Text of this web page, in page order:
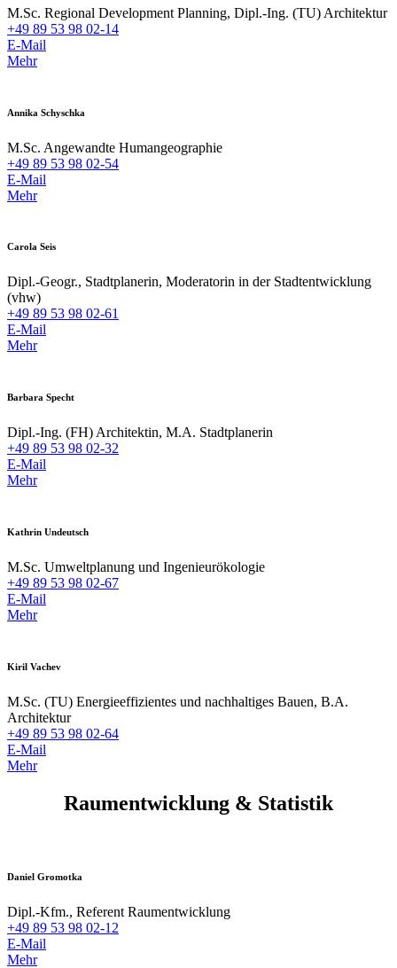
M.Sc. Regional Development Planning, Dipl.-Ing. (TU) Architektur
+49 89 53 98 02-14
E-Mail
Mehr
Annika Schyschka
M.Sc. Angewandte Humangeographie
+49 89 53 98 02-54
E-Mail
Mehr
Carola Seis
Dipl.-Geogr., Stadtplanerin, Moderatorin in der Stadtentwicklung
(vhw)
+49 89 53 98 02-61
E-Mail
Mehr
Barbara Specht
Dipl.-Ing. (FH) Architektin, M.A. Stadtplanerin
+49 89 53 98 02-32
E-Mail
Mehr
Kathrin Undeutsch
M.Sc. Umweltplanung und Ingenieurökologie
+49 89 53 98 02-67
E-Mail
Mehr
Kiril Vachev
M.Sc. (TU) Energieeffizientes und nachhaltiges Bauen, B.A.
Architektur
+49 89 53 98 02-64
E-Mail
Mehr
Raumentwicklung & Statistik
Daniel Gromotka
Dipl.-Kfm., Referent Raumentwicklung
+49 89 53 98 02-12
E-Mail
Mehr